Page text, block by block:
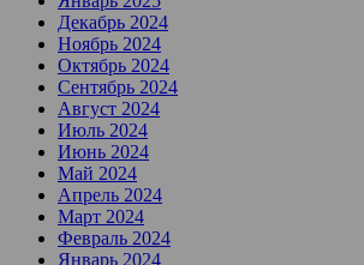
Декабрь 2024
Ноябрь 2024
Октябрь 2024
Сентябрь 2024
Август 2024
Июль 2024
Июнь 2024
Май 2024
Апрель 2024
Март 2024
Февраль 2024
Январь 2024